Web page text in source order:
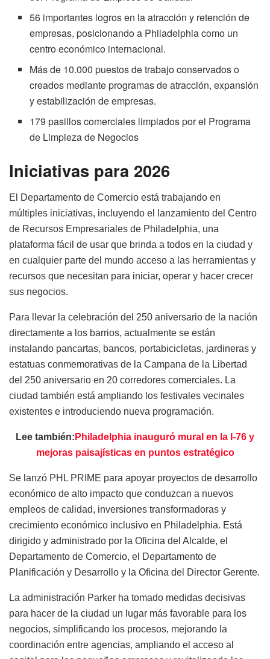
56 importantes logros en la atracción y retención de
empresas, posicionando a Philadelphia como un
centro económico internacional.
Más de 10.000 puestos de trabajo conservados o
creados mediante programas de atracción, expansión
y estabilización de empresas.
179 pasillos comerciales limpiados por el Programa
de Limpieza de Negocios
Iniciativas para 2026
El Departamento de Comercio está trabajando en
múltiples iniciativas, incluyendo el lanzamiento del Centro
de Recursos Empresariales de Philadelphia, una
plataforma fácil de usar que brinda a todos en la ciudad y
en cualquier parte del mundo acceso a las herramientas y
recursos que necesitan para iniciar, operar y hacer crecer
sus negocios.
Para llevar la celebración del 250 aniversario de la nación
directamente a los barrios, actualmente se están
instalando pancartas, bancos, portabicicletas, jardineras y
estatuas conmemorativas de la Campana de la Libertad
del 250 aniversario en 20 corredores comerciales. La
ciudad también está ampliando los festivales vecinales
existentes e introduciendo nueva programación.
Lee también: Philadelphia inauguró mural en la I-76 y
mejoras paisajísticas en puntos estratégico
Se lanzó PHL PRIME para apoyar proyectos de desarrollo
económico de alto impacto que conduzcan a nuevos
empleos de calidad, inversiones transformadoras y
crecimiento económico inclusivo en Philadelphia. Está
dirigido y administrado por la Oficina del Alcalde, el
Departamento de Comercio, el Departamento de
Planificación y Desarrollo y la Oficina del Director Gerente.
La administración Parker ha tomado medidas decisivas
para hacer de la ciudad un lugar más favorable para los
negocios, simplificando los procesos, mejorando la
coordinación entre agencias, ampliando el acceso al